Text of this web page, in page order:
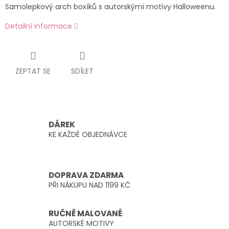
Samolepkový arch boxíků s autorskými motivy Halloweenu.
Detailní informace
ZEPTAT SE SDÍLET
DÁREK
KE KAŽDÉ OBJEDNÁVCE
DOPRAVA ZDARMA
PŘI NÁKUPU NAD 1199 KČ
RUČNĚ MALOVANÉ
AUTORSKÉ MOTIVY